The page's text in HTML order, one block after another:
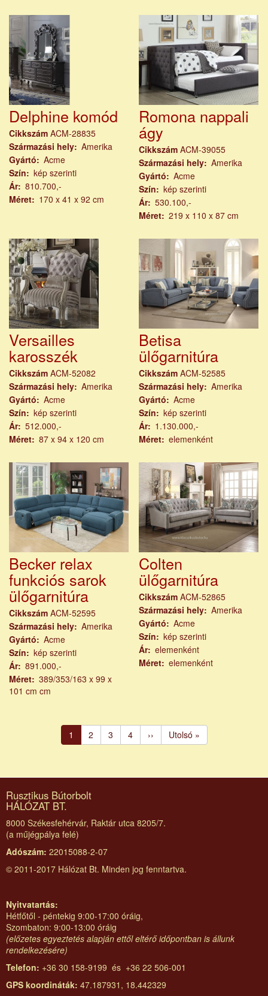
Delphine komód
Cikkszám ACM-28835
Származási hely Amerika
Gyártó
Acme
Szín
kép szerinti
Ár 810.700,-
Méret
170 x 41 x 92 cm
Romona nappali
ágy
Cikkszám ACM-39055
Származási hely
Amerika
Gyártó
Acme
Szín
kép szerinti
Ár
530.100,-
Méret
219 x 110 x 87 cm
Versailles
karosszék
Cikkszám ACM-52082
Származási hely Amerika
Gyártó
Acme
Szín
kép szerinti
Ár 512.000,-
Méret 87 x 94 x 120 cm
Betisa
ülőgarnitúra
Cikkszám ACM-52585
Származási hely
Amerika
Gyártó
Acme
Szín
kép szerinti
Ár
1.130.000,-
Méret
elemenként
Becker relax
funkciós sarok
ülőgarnitúra
Cikkszám ACM-52595
Származási hely Amerika
Gyártó
Acme
Szín
kép szerinti
Ár 891.000,-
Méret 389/353/163 x 99 x
101 cm cm
Colten
ülőgarnitúra
Cikkszám ACM-52865
Származási hely
Amerika
Gyártó
Acme
Szín
kép szerinti
Ár
elemenként
Méret
elemenként
Oldalszámozás
Jelenlegi
oldal
1 Page
2 Page
3 Page
4
Következő
oldal
››
Utolsó
oldal
Utolsó »
Rusztikus Bútorbolt
HÁLÓZAT BT.
8000 Székesfehérvár, Raktár utca 8205/7.
(a műjégpálya felé)
Adószám: 22015088-2-07
© 2011-2017 Hálózat Bt. Minden jog fenntartva.
Nyitvatartás:
Hétfőtől - péntekig 9:00-17:00 óráig,
Szombaton: 9:00-13:00 óráig
(előzetes egyeztetés alapján ettől eltérő időpontban is állunk
rendelkezésére)
Telefon: +36 30 158-9199 és +36 22 506-001
GPS koordináták: 47.187931, 18.442329